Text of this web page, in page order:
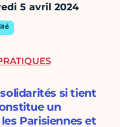
5 avril 2024
si tient
un
Parisiennes et